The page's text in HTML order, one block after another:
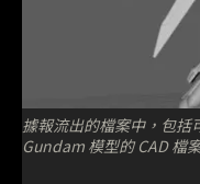
據報流出的檔案中，包
Gundam 模型的 CAD 檔